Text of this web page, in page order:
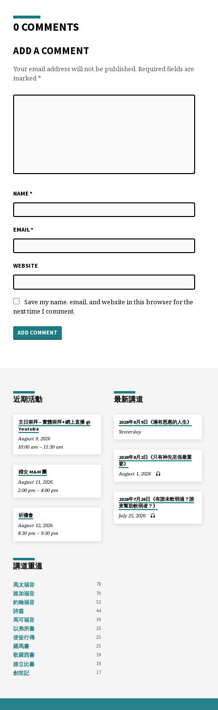
0 COMMENTS
ADD A COMMENT
Your email address will not be published. Required fields are
marked *
NAME *
EMAIL*
WEBSITE
Save my name, email, and website in this browser for the
next time I comment.
近期活動
主日崇拜 – 實體崇拜+網上直播 @
Youtube
August 9, 2026
10:00 am – 11:30 am
婦女 M&M 團
August 11, 2026
2:00 pm – 4:00 pm
祈禱會
August 12, 2026
8:30 pm – 9:30 pm
最新講道
2026年8月9日《滿有恩惠的人生》
Yesterday
2026年8月2日《只有神先至係最重
要》
August 1, 2026
2026年7月26日《有誰未軟弱過？誰
來幫助軟弱者？》
July 25, 2026
講道重溫
馬太福音 78
路加福音 70
約翰福音 52
詩篇 44
馬可福音 39
以弗所書 25
使徒行傳 25
羅馬書 25
歌羅西書 19
腓立比書 19
創世記 17